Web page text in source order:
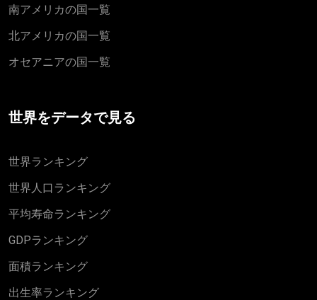
南アメリカの国一覧
北アメリカの国一覧
オセアニアの国一覧
世界をデータで見る
世界ランキング
世界人口ランキング
平均寿命ランキング
GDPランキング
面積ランキング
出生率ランキング